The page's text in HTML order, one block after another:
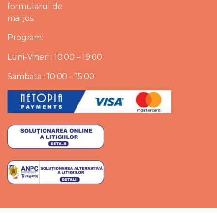
formularul de
mai jos.
Program:
Luni-Vineri : 10:00 – 19:00
Sambata : 10:00 – 15:00